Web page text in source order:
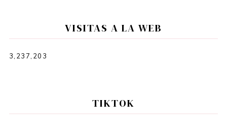
VISITAS A LA WEB
3,237,203
TIKTOK